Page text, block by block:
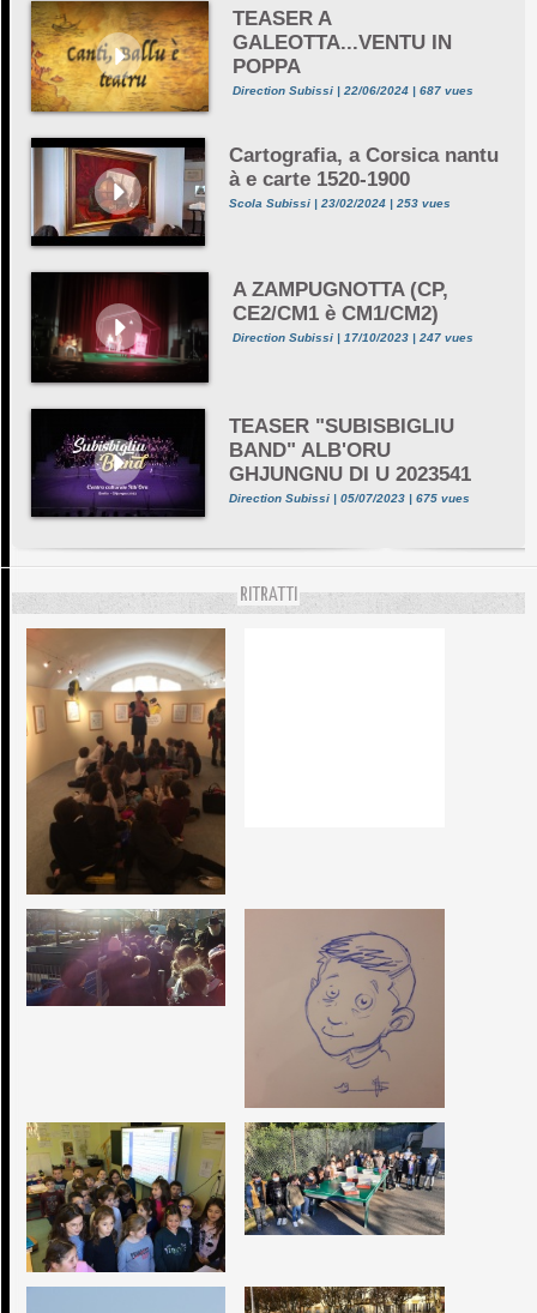
TEASER A
GALEOTTA...VENTU IN
POPPA
Direction Subissi | 22/06/2024 | 687 vues
Cartografia, a Corsica nantu
à e carte 1520-1900
Scola Subissi | 23/02/2024 | 253 vues
A ZAMPUGNOTTA (CP,
CE2/CM1 è CM1/CM2)
Direction Subissi | 17/10/2023 | 247 vues
TEASER "SUBISBIGLIU
BAND" ALB'ORU
GHJUNGNU DI U 2023541
Direction Subissi | 05/07/2023 | 675 vues
RITRATTI